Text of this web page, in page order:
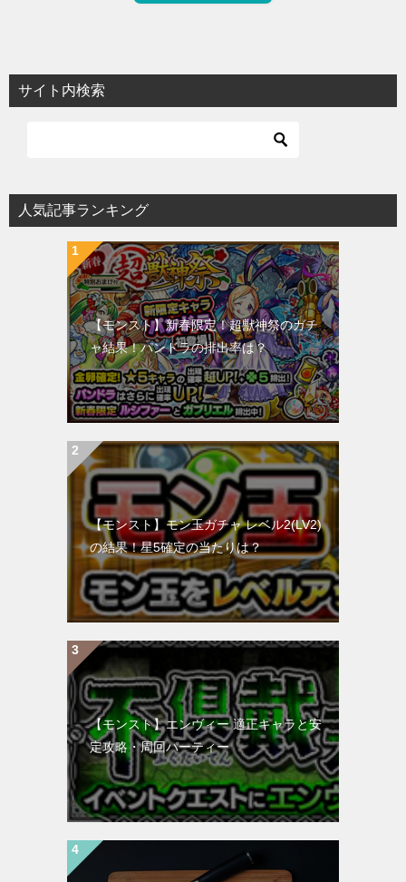
サイト内検索
人気記事ランキング
【モンスト】新春限定！超獣神祭のガチ
ャ結果！パンドラの排出率は？
【モンスト】モン玉ガチャ レベル2(LV2)
の結果！星5確定の当たりは？
【モンスト】エンヴィー 適正キャラと安
定攻略・周回パーティー